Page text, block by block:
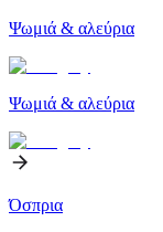
Ψωμιά & αλεύρια
Ψωμιά & αλεύρια
Όσπρια